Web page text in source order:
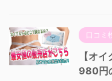
口コミ
【オ
980円